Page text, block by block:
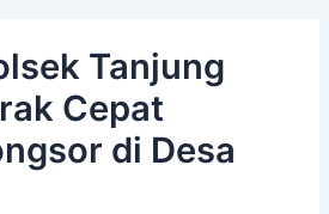
Tanjung
Cepat
di Desa